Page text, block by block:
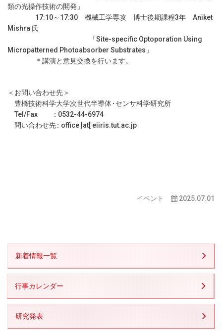
類の光操作技術の開発 」
17:10～17:30 機械工学専攻 博士後期課程3年 Aniket
Mishra 氏
「Site-specific Optoporation Using
Micropatterned Photoabsorber Substrates 」
＊講演と意見交換を行います。
＜お問い合わせ先＞
豊橋技術科学大学次世代半導体・センサ科学研究所
Tel/Fax
： 0532-44-6974
問い合わせ先： office ]at[ eiiris.tut.ac.jp
イベント 2025.07.01
新着情報一覧
行事カレンダー
研究発表